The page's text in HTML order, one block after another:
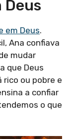
Deus
em Deus.
Ana confiava
mudar
que Deus
rico ou pobre e
a confiar
o que